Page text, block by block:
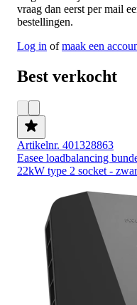
vraag dan eerst per mail
bestellingen.
Log in ofmaak een
Best verkocht
Artikelnr. 401328863
Easee loadbalancing
22kW type 2 socket -